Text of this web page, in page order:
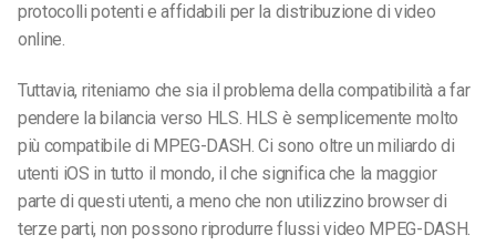
protocolli potenti e affidabili per la distribuzione di video
online.
Tuttavia, riteniamo che sia il problema della compatibilità a far
pendere la bilancia verso HLS. HLS è semplicemente molto
più compatibile di MPEG-DASH. Ci sono oltre un miliardo di
utenti iOS in tutto il mondo, il che significa che la maggior
parte di questi utenti, a meno che non utilizzino browser di
terze parti, non possono riprodurre flussi video MPEG-DASH.